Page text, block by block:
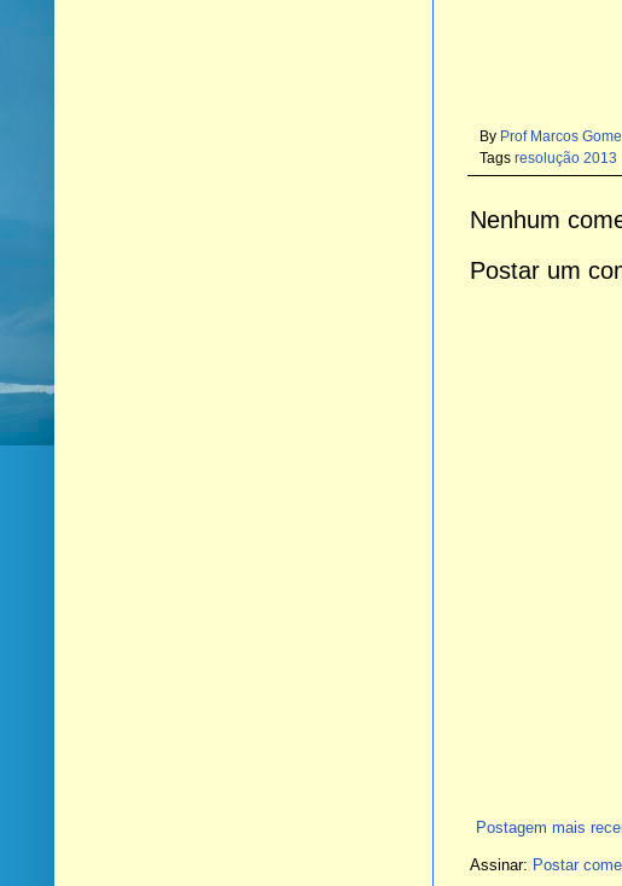
By Prof Marcos
Tags resolução 2013
Nenhum
Postar um
Postagem mais
Assinar: Postar